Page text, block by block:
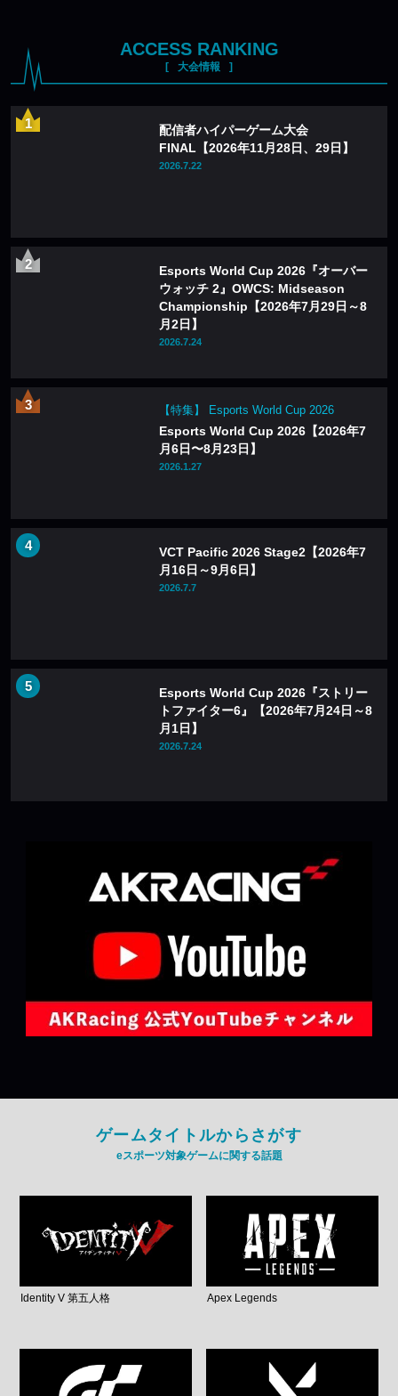
ACCESS RANKING
大会情報
配信者ハイパーゲーム大会
FINAL【2026年11月28日、29日】
2026.7.22
Esports World Cup 2026『オーバー
ウォッチ 2』OWCS: Midseason
Championship【2026年7月29日～8
月2日】
2026.7.24
【特集】 Esports World Cup 2026
Esports World Cup 2026【2026年7
月6日〜8月23日】
2026.1.27
VCT Pacific 2026 Stage2【2026年7
月16日～9月6日】
2026.7.7
Esports World Cup 2026『ストリー
トファイター6』【2026年7月24日～8
月1日】
2026.7.24
ゲームタイトルからさがす
eスポーツ対象ゲームに関する話題
Identity V 第五人格 Apex Legends